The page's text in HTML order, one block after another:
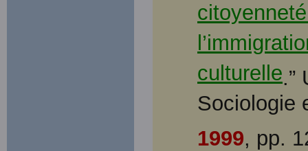
culturelle.”
Sociologie
1999, pp.